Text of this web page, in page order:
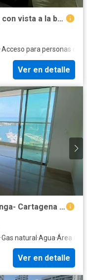
Arriendo de Apartamento de lujo con vista a la bahía de manga.
·Acceso para personas con
Ver en detalle
Arriendo apartamento barrio Manga- Cartagena de Indias
·Gas natural ·Agua·Área
Ver en detalle